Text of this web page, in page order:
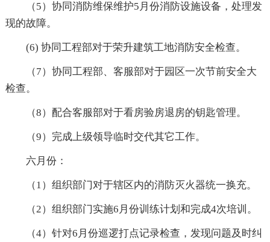
（5）协同消防维保维护5月份消防设施设备，处理发
现的故障。
(6) 协同工程部对于荣升建筑工地消防安全检查。
（7）协同工程部、客服部对于园区一次节前安全大
检查。
（8）配合客服部对于看房验房退房的钥匙管理。
（9）完成上级领导临时交代其它工作。
六月份：
（1）组织部门对于辖区内的消防灭火器统一换充。
（2）组织部门实施6月份训练计划和完成4次培训。
（4）针对6月份巡逻打点记录检查，发现问题及时纠